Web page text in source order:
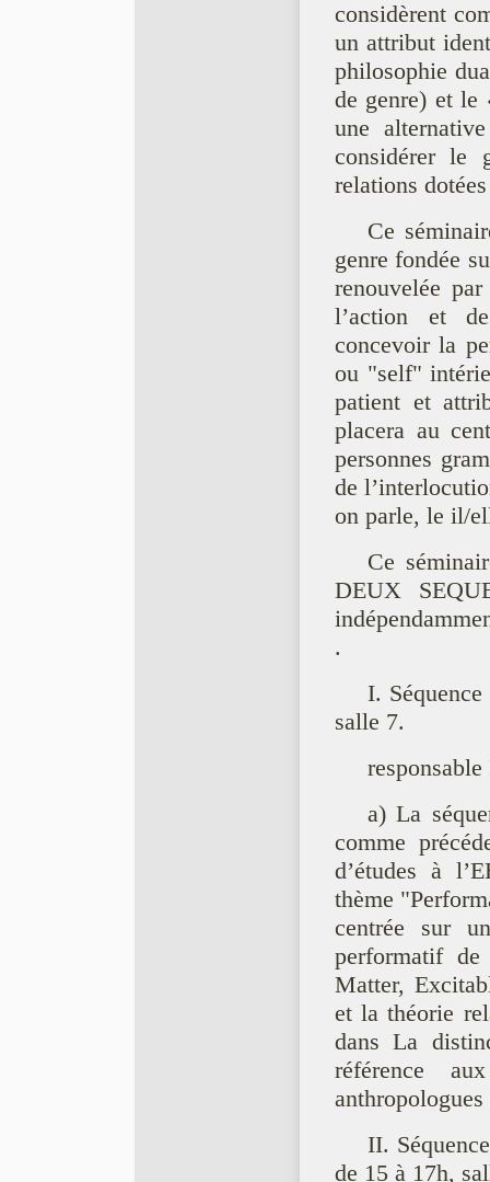
considèrent
un attribut
philosophie
de genre) et le
une
considérer le
relations
Ce
genre fondée
renouvelée
l’action et
concevoir la
ou "self"
patient et
placera au
personnes
de
on parle, le il/
Ce
DEUX
.
I.
salle 7.
a) La
comme
d’études à
thème
centrée sur
performatif
Matter,
et la théorie
dans La
référence
II.
de 15 à 17h,